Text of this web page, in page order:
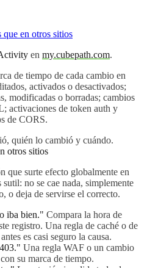
que en otros sitios
en my.cubepath.com.
de tiempo de cada cambio en
activados o desactivados;
modificadas o borradas; cambios
activaciones de token auth y
de CORS.
quién lo cambió y cuándo.
otros sitios
que surte efecto globalmente en
no se cae nada, simplemente
o deja de servirse el correcto.
iba bien." Compara la hora de
registro. Una regla de caché o de
es casi seguro la causa.
Una regla WAF o un cambio
su marca de tiempo.